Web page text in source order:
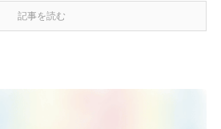
記事を読む